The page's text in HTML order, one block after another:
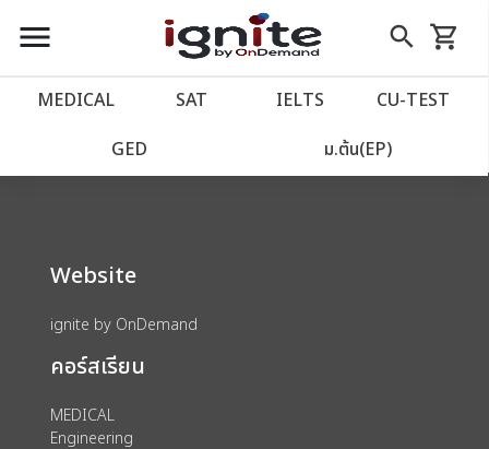
close
account_balance หน้าแรก
เว็บไซต์อิกไนท์
import_contacts วางแผนการเรียน
account_circle เข้าสู่ระบบ
assignment ลงทะเบียน
menu search
Skip
to
shopping_cart
รถเข็น
MEDICAL SAT IELTS CU‑TEST
GED ม.ต้น(EP)
We could not find anything for 80002125
Website
ignite by OnDemand
คอร์สเรียน
MEDICAL
Engineering